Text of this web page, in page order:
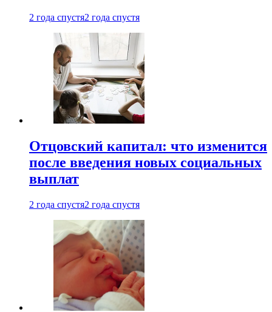
2 года спустя2 года спустя
Отцовский капитал: что изменится
после введения новых социальных
выплат
2 года спустя2 года спустя